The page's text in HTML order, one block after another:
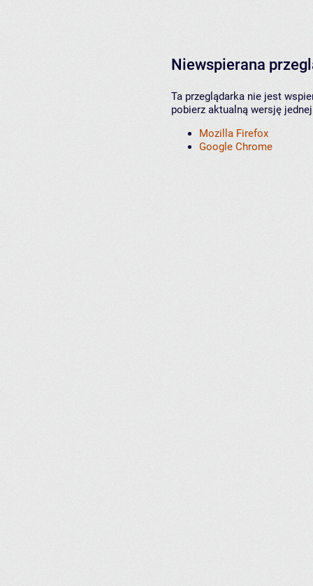
Niewspierana
Ta przeglądarka nie jest
pobierz aktualną wersję
Mozilla Firefox
Google Chrome